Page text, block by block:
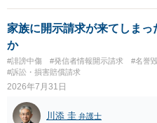
いでしょう。７月中にアカウント
ても失敗する可能性が高いように
合、相手に全ての弁護士費用を負
訴訟外の交渉で相手方が認めれば
訴訟で判決となった場合は、実際
められない場合があり何ともいえ
家族に開示請求が来てしま
か
#誹謗中傷 #発信者情報開示請求 #名誉
#訴訟・損害賠償請求
2026年7月31日
川添 圭 弁護士